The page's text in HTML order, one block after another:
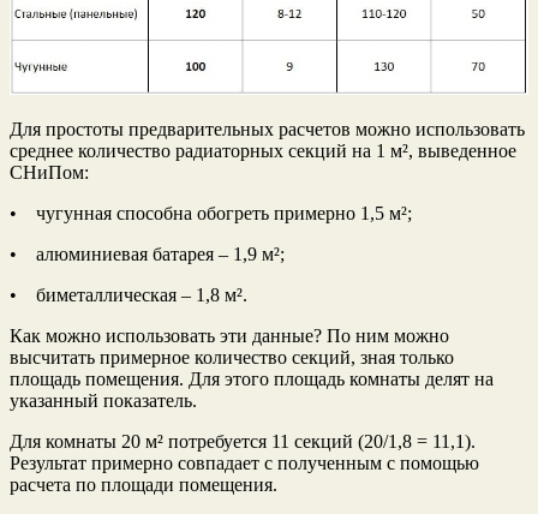
Для простоты предварительных расчетов можно использовать
среднее количество радиаторных секций на 1 м², выведенное
СНиПом:
• чугунная способна обогреть примерно 1,5 м²;
• алюминиевая батарея – 1,9 м²;
• биметаллическая – 1,8 м².
Как можно использовать эти данные? По ним можно
высчитать примерное количество секций, зная только
площадь помещения. Для этого площадь комнаты делят на
указанный показатель.
Для комнаты 20 м² потребуется 11 секций (20/1,8 = 11,1).
Результат примерно совпадает с полученным с помощью
расчета по площади помещения.